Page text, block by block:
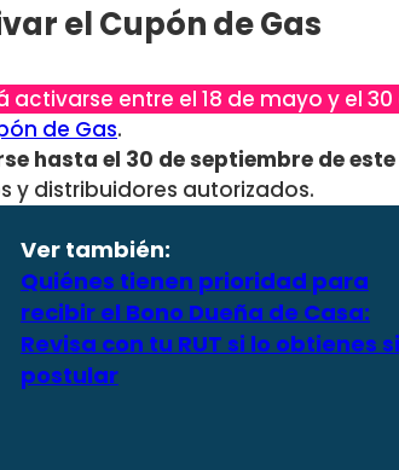
el Cupón de Gas
activarse entre el 18 de mayo y el 30
de Gas.
hasta el 30 de septiembre de este
y distribuidores autorizados.
Ver también:
Quiénes tienen prioridad para
recibir el Bono Dueña de Casa:
Revisa con tu RUT si lo obtienes
postular